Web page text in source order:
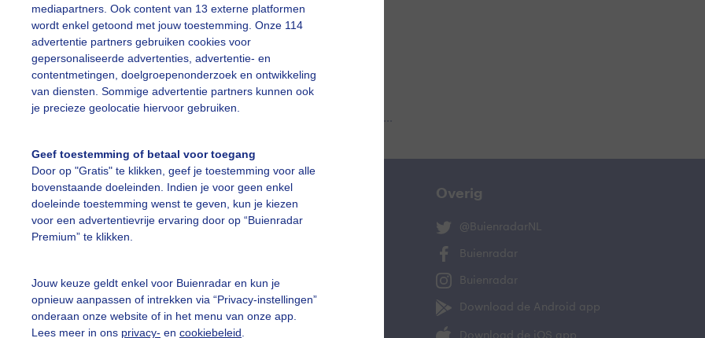
mediapartners. Ook content van 13 externe platformen
wordt enkel getoond met jouw toestemming. Onze 114
advertentie partners gebruiken cookies voor
gepersonaliseerde advertenties, advertentie- en
contentmetingen, doelgroepenonderzoek en ontwikkeling
van diensten. Sommige advertentie partners kunnen ook
je precieze geolocatie hiervoor gebruiken.
Geef toestemming of betaal voor toegang
Door op "Gratis" te klikken, geef je toestemming voor alle
bovenstaande doeleinden. Indien je voor geen enkel
doeleinde toestemming wenst te geven, kun je kiezen
voor een advertentievrije ervaring door op “Buienradar
Premium” te klikken.
Jouw keuze geldt enkel voor Buienradar en kun je
opnieuw aanpassen of intrekken via “Privacy-instellingen”
onderaan onze website of in het menu van onze app.
Lees meer in ons privacy- en cookiebeleid
slideshow
vragen
Mijn weer
De Bilt
Overig
@BuienradarNL
Buienradar
Buienradar
Download de Android app
Download de iOS app